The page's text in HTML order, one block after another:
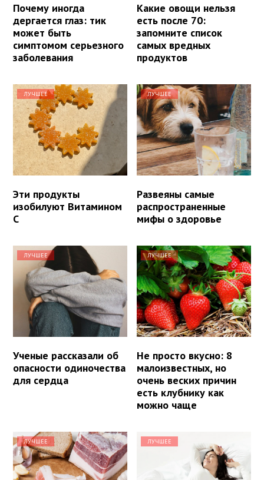
Почему иногда
дергается глаз: тик
может быть
симптомом серьезного
заболевания
Какие овощи нельзя
есть после 70:
запомните список
самых вредных
продуктов
ЛУЧШЕЕ
Эти продукты
изобилуют Витамином
С
ЛУЧШЕЕ
Развеяны самые
распространенные
мифы о здоровье
ЛУЧШЕЕ
Ученые рассказали об
опасности одиночества
для сердца
ЛУЧШЕЕ
Не просто вкусно: 8
малоизвестных, но
очень веских причин
есть клубнику как
можно чаще
ЛУЧШЕЕ ЛУЧШЕЕ